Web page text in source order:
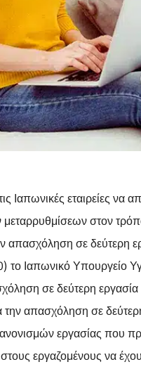
Ιαπωνικές εταιρείες
στον
απασχόληση σε δεύτερη
Ιαπωνικό Υπουργείο
σε δεύτερη
την απασχόληση σε
εργασίας που
εργαζομένους να